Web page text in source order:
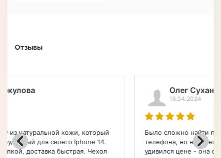
Отзывы
Было сложно найти подходящий чехол для моего
телефона, но наконец-то нашел его здесь. Приятно
удивился цене - она оказалась довольно низкой.